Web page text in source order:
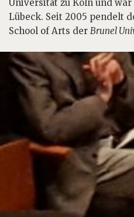
Universität zu Köln und
Lübeck. Seit 2005 pendelt
School of Arts der Brunel